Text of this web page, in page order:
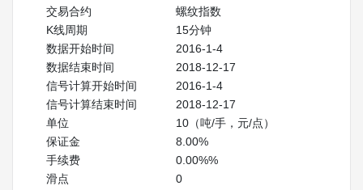
交易合约
螺纹指数
K线周期
15分钟
数据开始时间
2016-1-4
数据结束时间
2018-12-17
信号计算开始时间
2016-1-4
信号计算结束时间
2018-12-17
单位
10（吨/手，元/点）
保证金
8.00%
手续费
0.00%%
滑点
0